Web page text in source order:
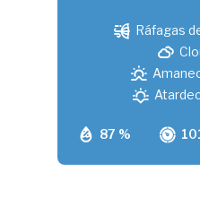
87 %
Ráfagas